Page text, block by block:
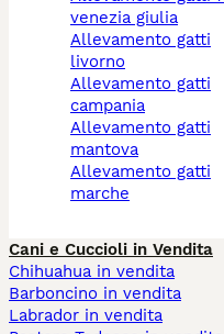
venezia giulia
allevamento gatti
livorno
allevamento gatti
campania
allevamento gatti
mantova
allevamento gatti
marche
Cani e Cuccioli in Vendita
Chihuahua in vendita
Barboncino in vendita
Labrador in vendita